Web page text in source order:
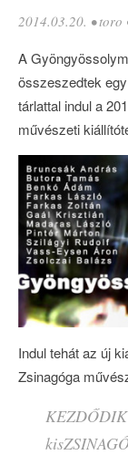
2014.03.20. •toro
A
összeszedtek
tárlattal indul a
művészeti
Indul tehát az új
Zsinagóga